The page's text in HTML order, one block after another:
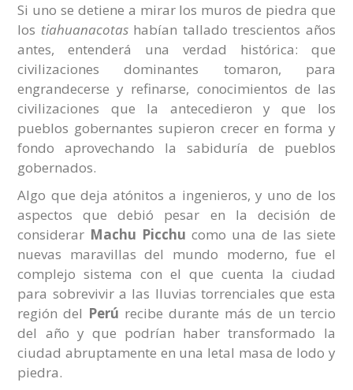
Si uno se detiene a mirar los muros de piedra que
los tiahuanacotashabían tallado trescientos años
antes, entenderá una verdad histórica: que
civilizaciones dominantes tomaron, para
engrandecerse y refinarse, conocimientos de las
civilizaciones que la antecedieron y que los
pueblos gobernantes supieron crecer en forma y
fondo aprovechando la sabiduría de pueblos
gobernados.
Algo que deja atónitos a ingenieros, y uno de los
aspectos que debió pesar en la decisión de
considerar Machu Picchu como una de las siete
nuevas maravillas del mundo moderno, fue el
complejo sistema con el que cuenta la ciudad
para sobrevivir a las lluvias torrenciales que esta
región del Perú recibe durante más de un tercio
del año y que podrían haber transformado la
ciudad abruptamente en una letal masa de lodo y
piedra.